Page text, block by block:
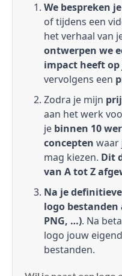
We bespreken
of tijdens een
het verhaal van
ontwerpen we
impact heeft op
vervolgens een
Zodra je mijn
aan het werk
je binnen 10
concepten waar
mag kiezen. Dit
van A tot Z
Na je
logo bestanden
PNG, …). Na
logo jouw
bestanden.